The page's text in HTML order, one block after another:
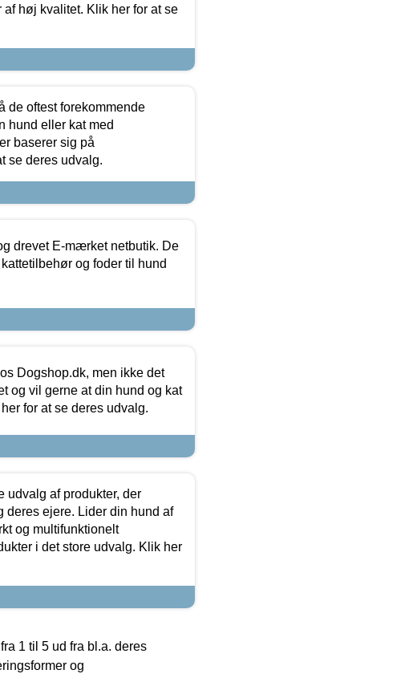
høj kvalitet. Klik her for at se
de oftest forekommende
hund eller kat med
baserer sig på
se deres udvalg.
drevet E-mærket netbutik. De
og foder til hund
Dogshop.dk, men ikke det
og vil gerne at din hund og kat
for at se deres udvalg.
udvalg af produkter, der
ejere. Lider din hund af
og multifunktionelt
i det store udvalg. Klik her
1 til 5 ud fra bl.a. deres
og